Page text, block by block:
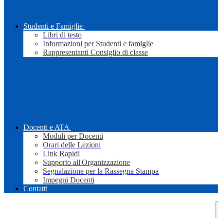
Studenti e Famiglie
Libri di testo
Informazioni per Studenti e famiglie
Rappresentanti Consiglio di classe
Docenti e ATA
Moduli per Docenti
Orari delle Lezioni
Link Rapidi
Supporto all'Organizzazione
Segnalazione per la Rassegna Stampa
Impegni Docenti
Contatti